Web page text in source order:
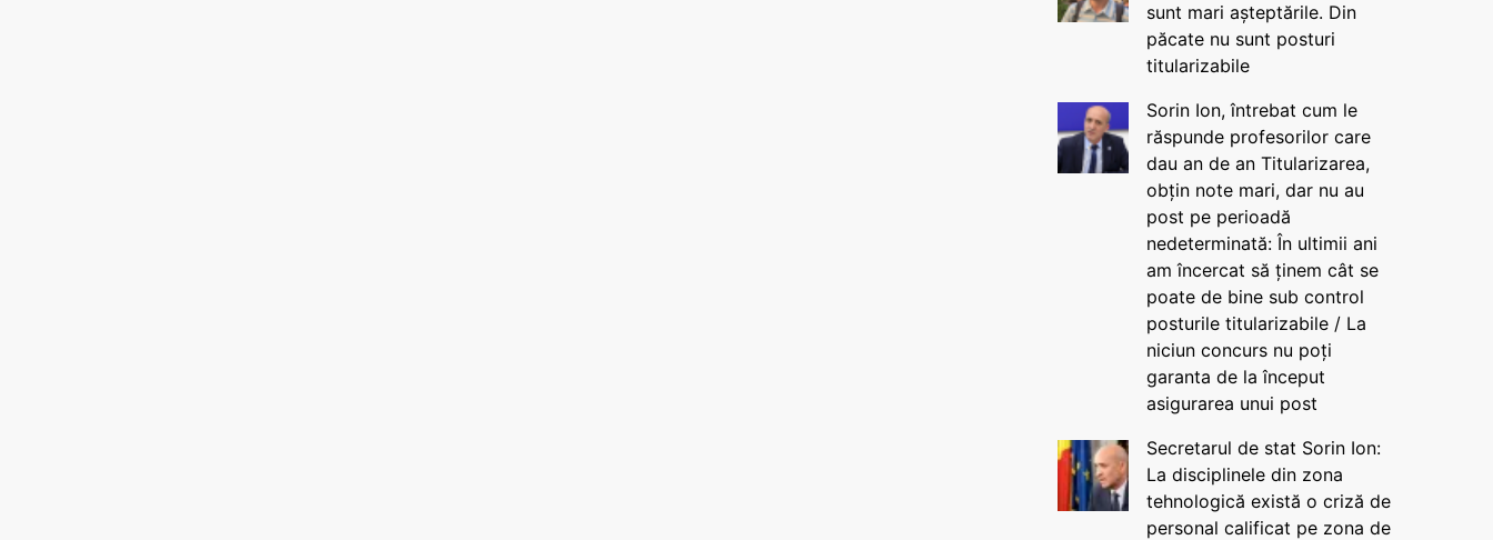
sunt mari așteptările. Din
păcate nu sunt posturi
titularizabile
Sorin Ion, întrebat cum le
răspunde profesorilor care
dau an de an Titularizarea,
obțin note mari, dar nu au
post pe perioadă
nedeterminată: În ultimii ani
am încercat să ținem cât se
poate de bine sub control
posturile titularizabile / La
niciun concurs nu poți
garanta de la început
asigurarea unui post
Secretarul de stat Sorin Ion:
La disciplinele din zona
tehnologică există o criză de
personal calificat pe zona de